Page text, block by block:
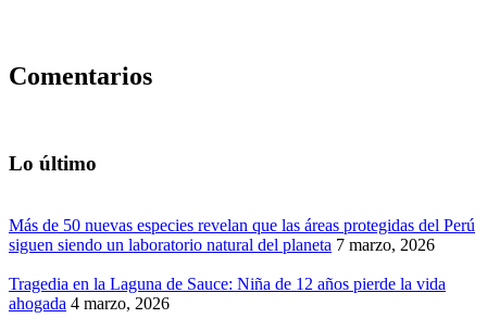
Comentarios
Lo último
Más de 50 nuevas especies revelan que las áreas protegidas del Perú
siguen siendo un laboratorio natural del planeta 7 marzo, 2026
Tragedia en la Laguna de Sauce: Niña de 12 años pierde la vida
ahogada 4 marzo, 2026